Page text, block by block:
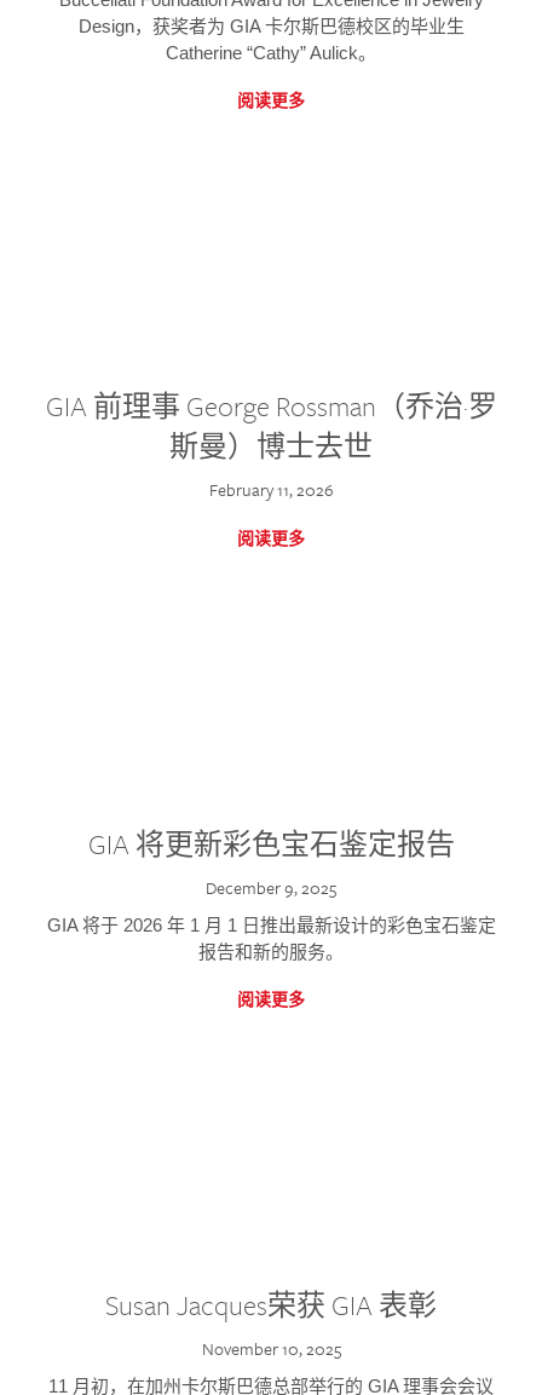
Design，获奖者为 GIA 卡尔斯巴德校区的毕业生
Catherine “Cathy” Aulick。
阅读更多
GIA 前理事 George Rossman（乔治·罗
斯曼）博士去世
February 11, 2026
阅读更多
GIA 将更新彩色宝石鉴定报告
December 9, 2025
GIA 将于 2026 年 1 月 1 日推出最新设计的彩色宝石鉴定
报告和新的服务。
阅读更多
Susan Jacques荣获 GIA 表彰
November 10, 2025
11 月初，在加州卡尔斯巴德总部举行的 GIA 理事会会议